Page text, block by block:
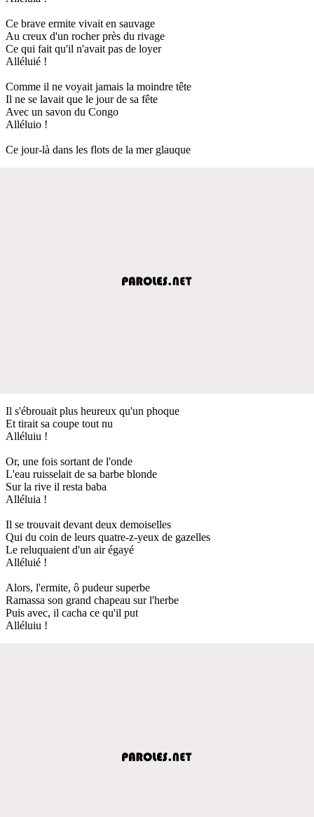
Ce brave ermite vivait en sauvage
Au creux d'un rocher près du rivage
Ce qui fait qu'il n'avait pas de loyer
Alléluié !
Comme il ne voyait jamais la moindre tête
Il ne se lavait que le jour de sa fête
Avec un savon du Congo
Alléluio !
Ce jour-là dans les flots de la mer glauque
Il s'ébrouait plus heureux qu'un phoque
Et tirait sa coupe tout nu
Alléluiu !
Or, une fois sortant de l'onde
L'eau ruisselait de sa barbe blonde
Sur la rive il resta baba
Alléluia !
Il se trouvait devant deux demoiselles
Qui du coin de leurs quatre-z-yeux de gazelles
Le reluquaient d'un air égayé
Alléluié !
Alors, l'ermite, ô pudeur superbe
Ramassa son grand chapeau sur l'herbe
Puis avec, il cacha ce qu'il put
Alléluiu !